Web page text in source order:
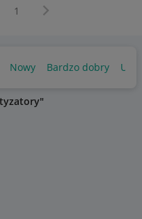
1 Następna strona
Nowy Bardzo dobry